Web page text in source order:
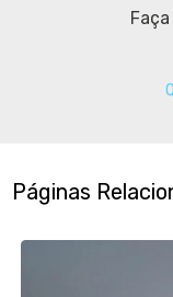
Páginas